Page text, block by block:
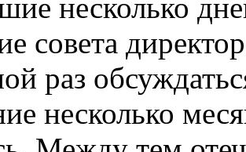
несколько
совета
раз
несколько